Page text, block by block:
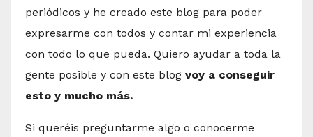
periódicos y he creado este blog para poder
expresarme con todos y contar mi experiencia
con todo lo que pueda. Quiero ayudar a toda la
gente posible y con este blog voy a conseguir
esto y mucho más.
Si queréis preguntarme algo o conocerme